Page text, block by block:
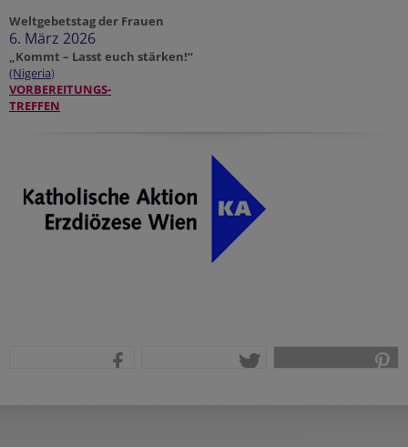
Weltgebetstag der Frauen
6. März 2026
„Kommt – Lasst euch stärken!“
(Nigeria)
VORBEREITUNGS-
TREFFEN